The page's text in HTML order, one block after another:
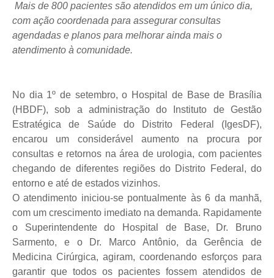
Mais de 800 pacientes são atendidos em um único dia,
com ação coordenada para assegurar consultas
agendadas e planos para melhorar ainda mais o
atendimento à comunidade.
No dia 1º de setembro, o Hospital de Base de Brasília
(HBDF), sob a administração do Instituto de Gestão
Estratégica de Saúde do Distrito Federal (IgesDF),
encarou um considerável aumento na procura por
consultas e retornos na área de urologia, com pacientes
chegando de diferentes regiões do Distrito Federal, do
entorno e até de estados vizinhos.
O atendimento iniciou-se pontualmente às 6 da manhã,
com um crescimento imediato na demanda. Rapidamente
o Superintendente do Hospital de Base, Dr. Bruno
Sarmento, e o Dr. Marco Antônio, da Gerência de
Medicina Cirúrgica, agiram, coordenando esforços para
garantir que todos os pacientes fossem atendidos de